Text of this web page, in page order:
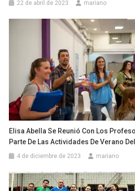
22 de abril de 2023 mariano
Elisa Abella Se Reunió Con Los
Parte De Las Actividades De Verano
4 de diciembre de 2023 mariano